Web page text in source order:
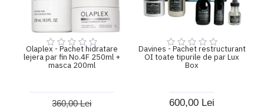
Olaplex - Pachet hidratare
lejera par fin No.4F 250ml +
masca 200ml
360,00 Lei
Davines - Pachet restructurant
OI toate tipurile de par Lux
Box
600,00 Lei